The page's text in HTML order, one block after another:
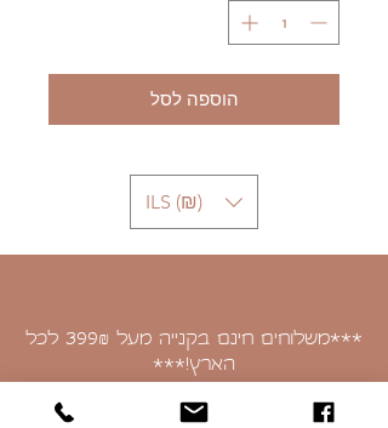
הוספה לסל
ILS (₪)
***משלוחים חינם בקנייה מעל 399 ₪
לכל
הארץ!***
איסוף עצמי בכתובת: